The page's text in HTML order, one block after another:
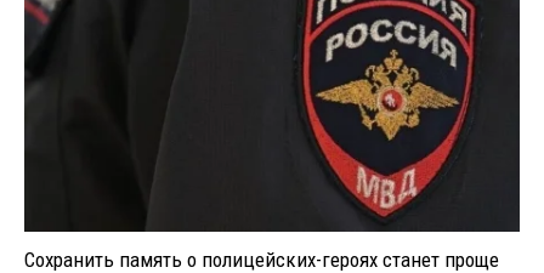
Сохранить память о полицейских-героях станет проще